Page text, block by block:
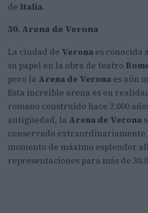
de Italia.
30. Arena de Verona
La ciudad de Verona es conocida
su papel en la obra de teatro
pero la Arena de Verona es aún
Esta increíble arena es en
romano construido hace 2.000
antigüedad, la Arena de Verona
conservado extraordinariamente
momento de máximo esplendor
representaciones para más de